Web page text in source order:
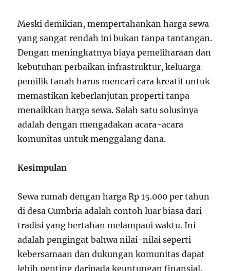
Meski demikian, mempertahankan harga sewa
yang sangat rendah ini bukan tanpa tantangan.
Dengan meningkatnya biaya pemeliharaan dan
kebutuhan perbaikan infrastruktur, keluarga
pemilik tanah harus mencari cara kreatif untuk
memastikan keberlanjutan properti tanpa
menaikkan harga sewa. Salah satu solusinya
adalah dengan mengadakan acara-acara
komunitas untuk menggalang dana.
Kesimpulan
Sewa rumah dengan harga Rp 15.000 per tahun
di desa Cumbria adalah contoh luar biasa dari
tradisi yang bertahan melampaui waktu. Ini
adalah pengingat bahwa nilai-nilai seperti
kebersamaan dan dukungan komunitas dapat
lebih penting daripada keuntungan finansial.